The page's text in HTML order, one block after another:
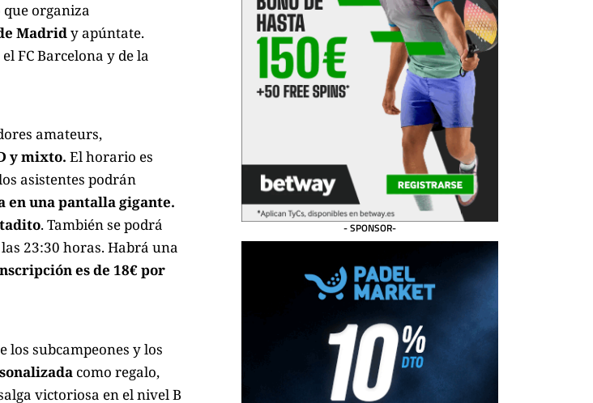
organiza
Madridy apúntate.
FC Barcelona y de la
amateurs,
y mixto. El horario es
asistentes podrán
en una pantalla gigante.
. También se podrá
23:30 horas. Habrá una
es de 18€ por
los subcampeones y los
como regalo,
victoriosa en el nivel B
- SPONSOR-